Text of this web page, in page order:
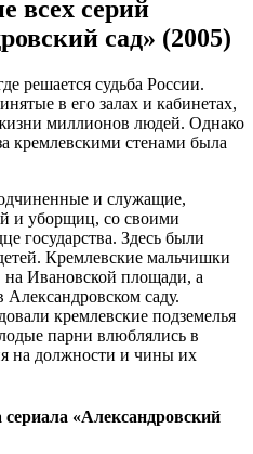
всех серий
сад» (2005)
решается судьба России.
в его залах и кабинетах,
миллионов людей. Однако
кремлевскими стенами была
и служащие,
и уборщиц, со своими
государства. Здесь были
Кремлевские мальчишки
на Ивановской площади, а
саду.
кремлевские подземелья
парни влюблялись в
на должности и чины их
«Александровский